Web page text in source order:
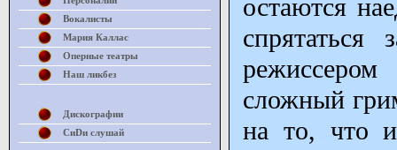
остаются
спрятаться
сложный
на то, что
Вокалисты
Мария Каллас
Оперные театры
Наш ликбез
Дискографии
СиDи слушай